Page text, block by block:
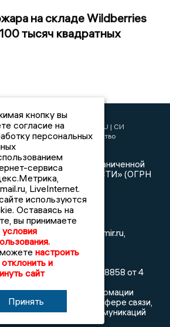
на складе Wildberries
тысяч квадратных
2017 © NEWSVLADIMIR.RU | СИ
«Информационное агентство
Общество с ограниченной
«РЕГИОНАЛЬНЫЕ НОВОСТИ» (ОГРН
С. А.
(4922) 666916
info@newsvladimir.ru
серия Эл № ФС77-78858 от 4
выписке из реестра
средств массовой информации
службой по надзору в сфере связи,
и массовых коммуникаций
кнопку вы
согласие на
персональных
сервиса
LiveInternet.
используются
Оставаясь на
вы принимаете
настроить
отклонить и
сайт
Принять